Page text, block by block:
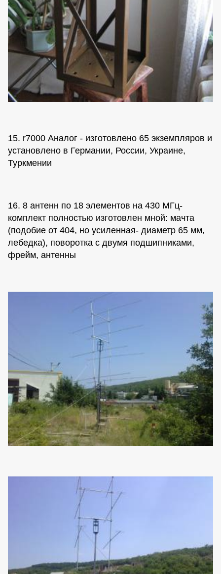
15. r7000 Аналог - изготовлено 65 экземпляров и
установлено в Германии, России, Украине,
Туркмении
16. 8 антенн по 18 элементов на 430 МГц-
комплект полностью изготовлен мной: мачта
(подобие от 404, но усиленная- диаметр 65 мм,
лебедка), поворотка с двумя подшипниками,
фрейм, антенны